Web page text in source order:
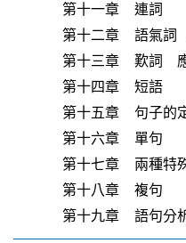
第十一章 連詞
第十二章 語氣詞
第十三章 歎詞
第十四章 短語
第十五章 句子的
第十六章 單句
第十七章 兩種特
第十八章 複句
第十九章 語句分